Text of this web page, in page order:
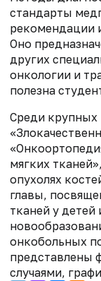
стандарты
рекомендации
Оно
других
онкологии и
полезна
Среди крупных
мягких
опухолях
главы,
тканей у
онкобольных
представлены
случаями,